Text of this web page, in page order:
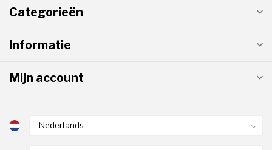
Categorieën
Informatie
Mijn account